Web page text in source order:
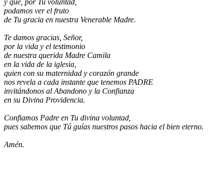
podamos ver el fruto
de Tu gracia en nuestra Venerable Madre.
Te damos gracias, Señor,
por la vida y el testimonio
de nuestra querida Madre Camila
en la vida de la iglesia,
quien con su maternidad y corazón grande
nos revela a cada instante que tenemos PADRE
invitándonos al Abandono y la Confianza
en su Divina Providencia.
Confiamos Padre en Tu divina voluntad,
pues sabemos que Tú guías nuestros pasos hacia el bien eterno.
Amén.